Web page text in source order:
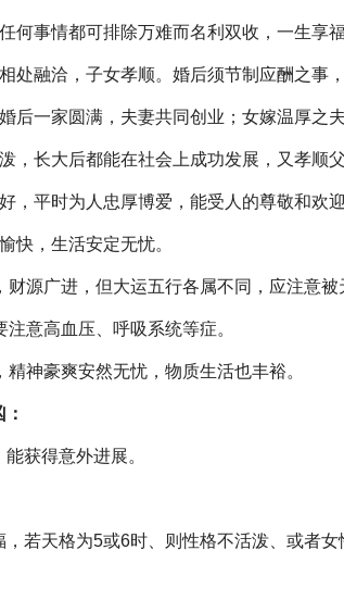
何事情都可排除万难而名利双收，一生享
处融洽，子女孝顺。婚后须节制应酬之事
后一家圆满，夫妻共同创业；女嫁温厚之
，长大后都能在社会上成功发展，又孝顺父
，平时为人忠厚博爱，能受人的尊敬和欢迎
快，生活安定无忧。
源广进，但大运五行各属不同，应注意被
意高血压、呼吸系统等症。
神豪爽安然无忧，物质生活也丰裕。
能获得意外进展。
，若天格为5或6时、则性格不活泼、或者